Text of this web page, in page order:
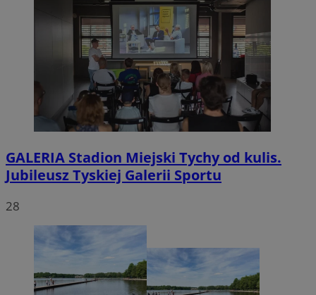
GALERIA Stadion Miejski Tychy od kulis.
Jubileusz Tyskiej Galerii Sportu
28